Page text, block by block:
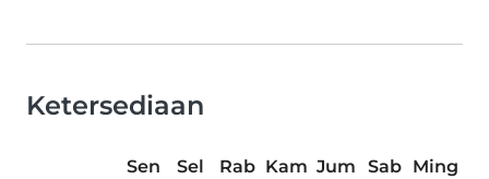
Ketersediaan
Sen Sel Rab Kam Jum Sab
Ming